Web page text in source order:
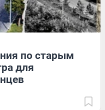
по старым
для